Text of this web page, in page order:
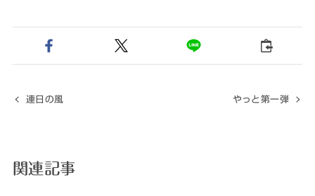
連日の風 やっと第一弾
関連記事